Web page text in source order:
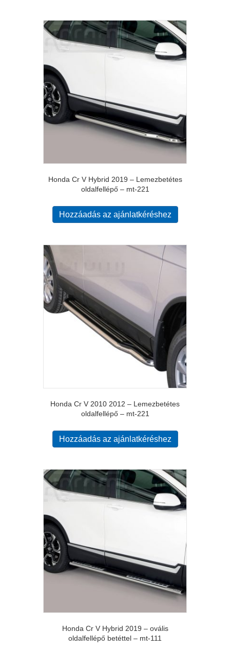
Honda Cr V Hybrid 2019 – Lemezbetétes
oldalfellépő – mt-221
Hozzáadás az ajánlatkéréshez
Honda Cr V 2010 2012 – Lemezbetétes
oldalfellépő – mt-221
Hozzáadás az ajánlatkéréshez
Honda Cr V Hybrid 2019 – ovális
oldalfellépő betéttel – mt-111